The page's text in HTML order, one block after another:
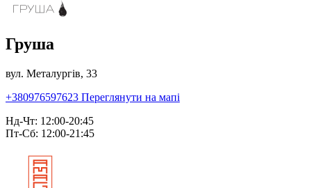
Груша
вул. Металургів, 33
+380976597623 Переглянути на мапі
Нд-Чт: 12:00-20:45
Пт-Сб: 12:00-21:45